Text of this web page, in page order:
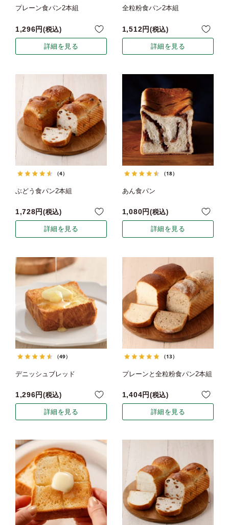
プレーン食パン2本組
1,296 税込
詳細を見る
全粒粉食パン2本組
1,512 税込
詳細を見る
（4）
ぶどう食パン2本組
1,728 税込
詳細を見る
（18）
あん食パン
1,080 税込
詳細を見る
（49）
デニッシュブレッド
1,296 税込
詳細を見る
（13）
プレーンと全粒粉食パン2本組
1,404 税込
詳細を見る